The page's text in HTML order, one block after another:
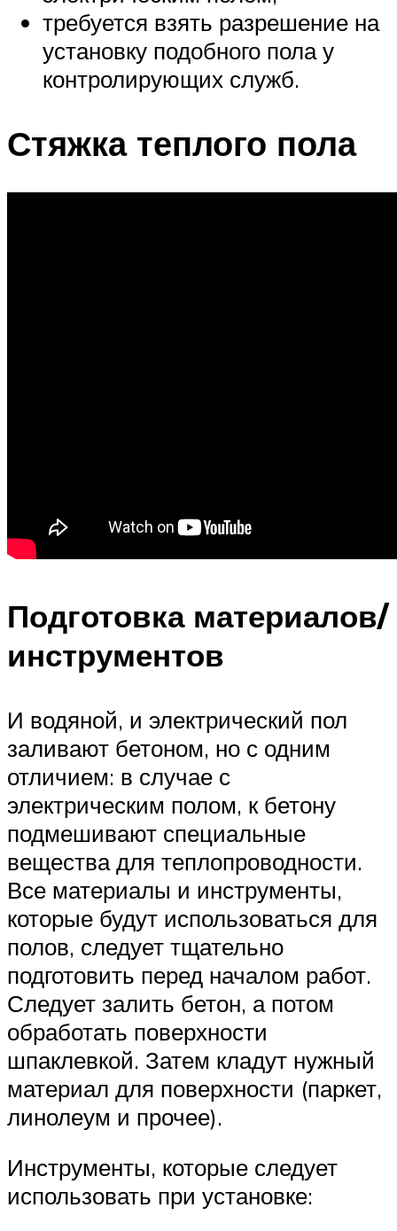
требуется взять разрешение на
установку подобного пола у
контролирующих служб.
Стяжка теплого пола
Подготовка материалов/
инструментов
И водяной, и электрический пол
заливают бетоном, но с одним
отличием: в случае с
электрическим полом, к бетону
подмешивают специальные
вещества для теплопроводности.
Все материалы и инструменты,
которые будут использоваться для
полов, следует тщательно
подготовить перед началом работ.
Следует залить бетон, а потом
обработать поверхности
шпаклевкой. Затем кладут нужный
материал для поверхности (паркет,
линолеум и прочее).
Инструменты, которые следует
использовать при установке: